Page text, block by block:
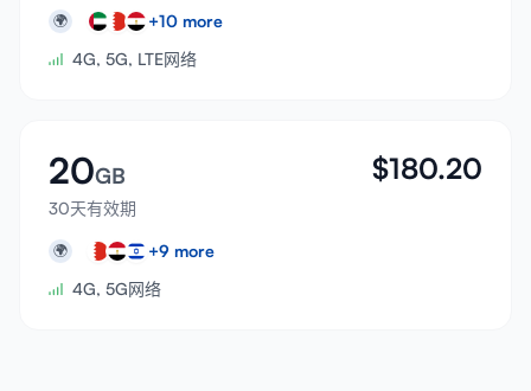
🌍 +10 more
4G, 5G, LTE网络
20GB
30天有效期
$180.20
🌍 +9 more
4G, 5G网络